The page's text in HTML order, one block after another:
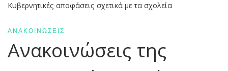
Κυβερνητικές αποφάσεις σχετικά με τα σχολεία
ΑΝΑΚΟΙΝΏΣΕΙΣ
Ανακοινώσεις της